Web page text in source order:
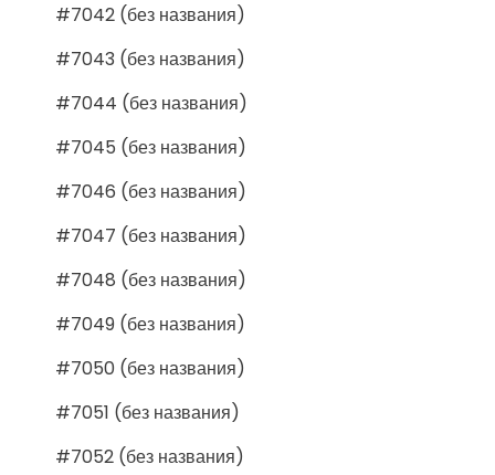
#7042 (без названия)
#7043 (без названия)
#7044 (без названия)
#7045 (без названия)
#7046 (без названия)
#7047 (без названия)
#7048 (без названия)
#7049 (без названия)
#7050 (без названия)
#7051 (без названия)
#7052 (без названия)